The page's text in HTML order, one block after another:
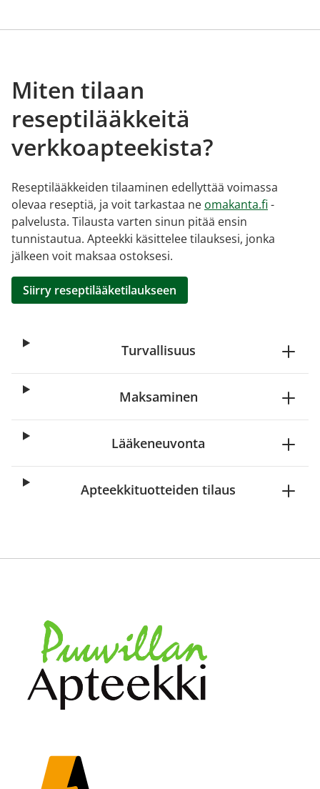
Miten tilaan
reseptilääkkeitä
verkkoapteekista?
Reseptilääkkeiden tilaaminen edellyttää voimassa
olevaa reseptiä, ja voit tarkastaa ne omakanta.fi -
palvelusta. Tilausta varten sinun pitää ensin
tunnistautua. Apteekki käsittelee tilauksesi, jonka
jälkeen voit maksaa ostoksesi.
Siirry reseptilääketilaukseen
Turvallisuus
Maksaminen
Lääkeneuvonta
Apteekkituotteiden tilaus